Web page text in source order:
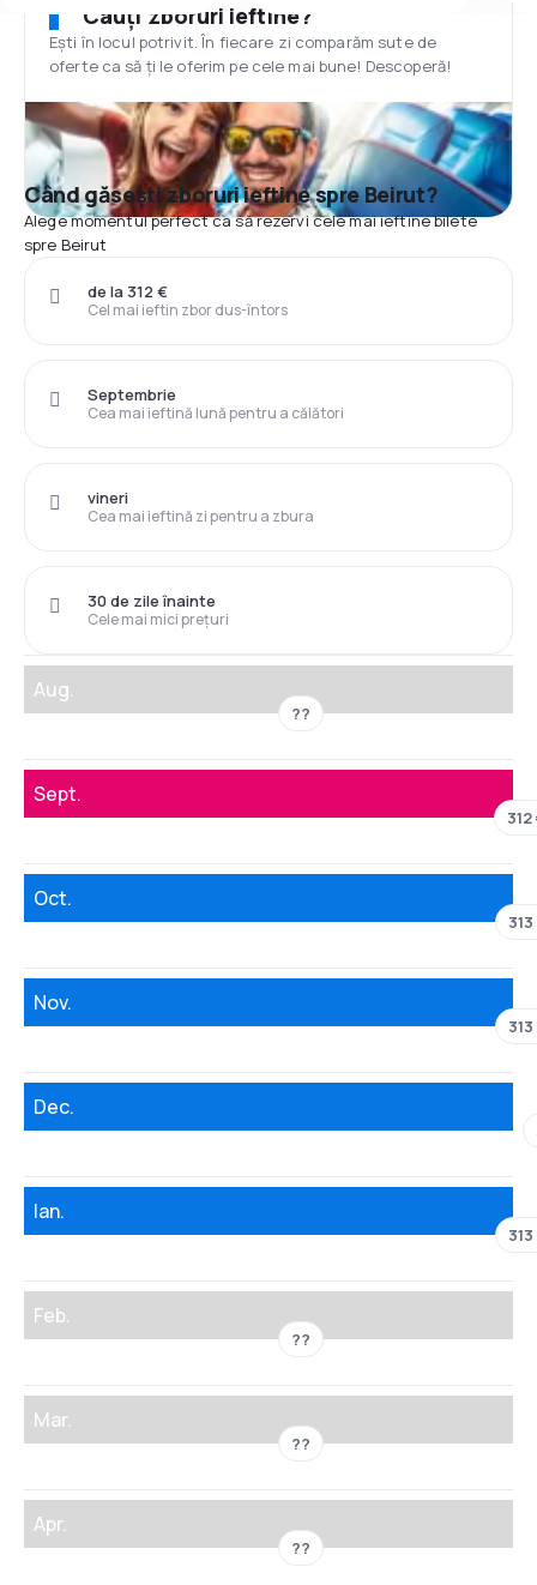
Cauți zboruri ieftine?
Ești în locul potrivit. În fiecare zi comparăm sute de
oferte ca să ți le oferim pe cele mai bune! Descoperă!
Când găsești zboruri ieftine spre Beirut?
Alege momentul perfect ca să rezervi cele mai ieftine bilete
spre Beirut
Cel mai ieftin zbor dus-întors
de la 312 €
Cea mai ieftină lună pentru a călători
Septembrie
Cea mai ieftină zi pentru a zbura
vineri
Cele mai mici prețuri
30 de zile înainte
Aug.
??
Sept.
312
Oct.
Nov.
Dec.
Ian.
Feb.
??
Mar.
??
Apr.
??